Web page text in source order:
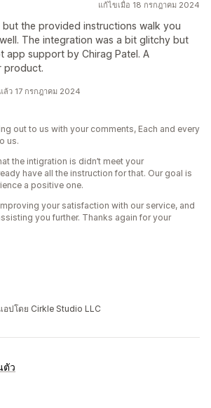
แก้ไขเมื่อ 18 กรกฎาคม 2024
the provided instructions walk you
The integration was a bit glitchy but
app support by Chirag Patel. A
product.
ล้ว 17 กรกฎาคม 2024
out to us with your comments, Each and every
us.
the intigration is didn’t meet your
have all the instruction for that. Our goal is
a positive one.
your satisfaction with our service, and
you further. Thanks again for your
ปโดย Cirkle Studio LLC
ตัว